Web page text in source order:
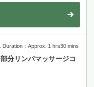
定クリームトリートメント
価格でお届けします。
Duration：Approx. 1 hrs30 mins
分リンパマッサージコ